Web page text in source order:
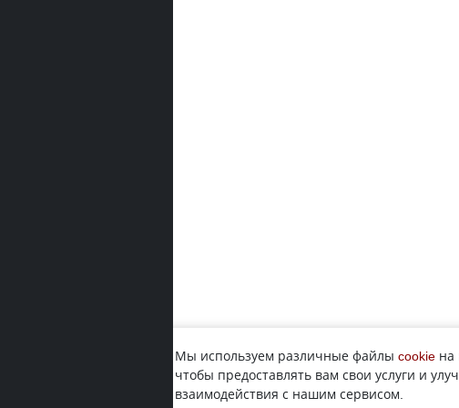
Мы используем различные файлы cookie на
чтобы предоставлять вам свои услуги и
взаимодействия с нашим сервисом.